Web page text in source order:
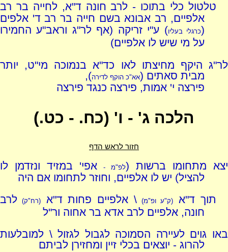
טלטול כלי בתוכו - לרב חונה ד"א, לחייה בר רב
אלפיים, רב אבונא בשם חייה בר רב ד' אלפים
(כרגלי בעליו) ע"י זריקה (אף לר"ג וראב"ע החמירו
על מי שיש לו אלפיים)
לר"ג היקף מחיצתו לאו כד"א בנמוכה מי"ט, יותר
מבית סאתים (אא"כ הוקף לדירה),
פירצה י' אמות, פירצה כנגד פירצה
הלכה ג' - ו' (כח. - כט.)
חזור לראש הדף
יצא מתחומו ברשות (לפ"מ - אפי' במזיד ונזדמן לו
להציל) יש לו אלפיים, וחוזר לתחומו אם היה
תוך ד"א
(ק"ע ופ"מ)\ אלפיים פחות ד"א(רח"ק) לרב
חונה, אלפיים לרב אדא בר אחוה ור"ל
באו גוים לעיירה הסמוכה לגבול לגזול \ למובלעות
להרוג - יוצאים בכלי זיין ומחזירן לביתם